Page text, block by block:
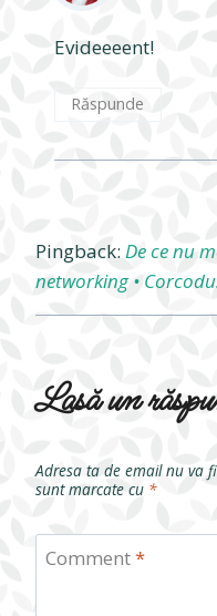
Evideeeent!
Răspunde
Pingback: De ce nu
networking •
Lasă un
Adresa ta de email nu va
sunt marcate cu *
Comment*